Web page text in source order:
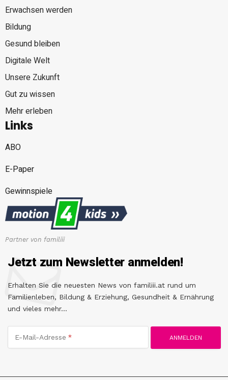
Erwachsen werden
Bildung
Gesund bleiben
Digitale Welt
Unsere Zukunft
Gut zu wissen
Mehr erleben
Links
ABO
E-Paper
Gewinnspiele
Partner von familiii
Jetzt zum Newsletter anmelden!
Erhalten Sie die neuesten News von familiii.at rund um
Familienleben, Bildung & Erziehung, Gesundheit & Ernährung
und vieles mehr...
E-Mail-Adresse